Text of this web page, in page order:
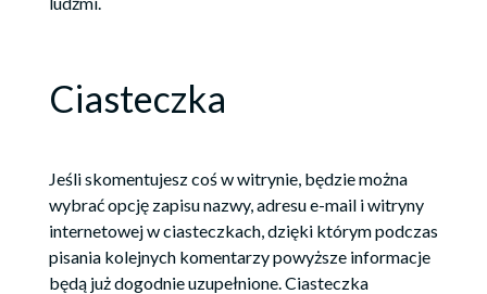
Ciasteczka
Jeśli skomentujesz coś w witrynie, będzie można
wybrać opcję zapisu nazwy, adresu e-mail i witryny
internetowej w ciasteczkach, dzięki którym podczas
pisania kolejnych komentarzy powyższe informacje
będą już dogodnie uzupełnione. Ciasteczka